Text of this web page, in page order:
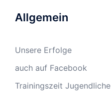
Allgemein
Unsere Erfolge
auch auf Facebook
Trainingszeit Jugendliche